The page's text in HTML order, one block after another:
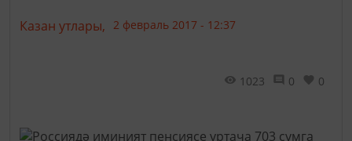
Казан утлары, 2 февраль 2017 - 12:37
1023 0 0